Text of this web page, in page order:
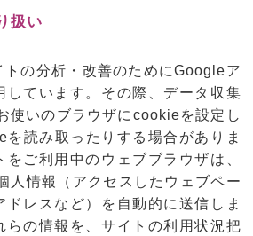
扱い
トの分析・改善のためにGoogleア
しています。その際、データ収集
使いのブラウザにcookieを設定し
読み取ったりする場合がありま
ご利用中のウェブブラウザは、
人情報（アクセスしたウェブペー
ドレスなど）を自動的に送信しま
らの情報を、サイトの利用状況把